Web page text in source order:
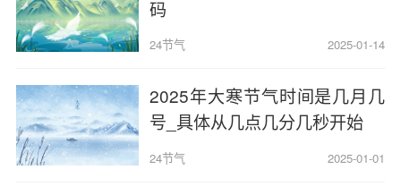
码
24节气 2025-01-14
2025年大寒节气时间是几月几
号_具体从几点几分几秒开始
24节气 2025-01-01